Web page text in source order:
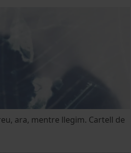
ara, mentre llegim. Cartell de